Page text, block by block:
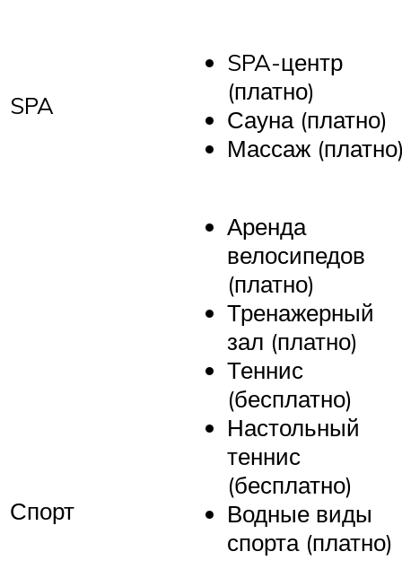
SPA
SPA-центр
(платно)
Сауна (платно)
Массаж
Спорт
Аренда
велосипедов
(платно)
Тренажерный
зал (платно)
Теннис
(бесплатно)
Настольный
теннис
(бесплатно)
Водные виды
спорта (платно)